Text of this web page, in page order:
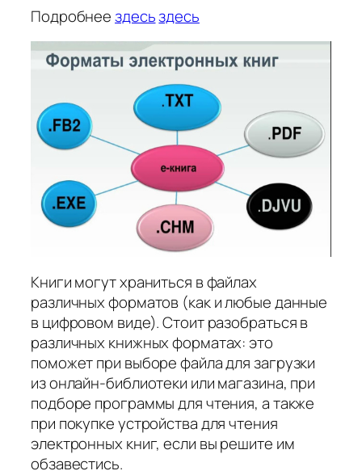
Подробнеездесьздесь
Книги могут храниться в файлах
различных форматов (как и любые данные
в цифровом виде). Стоит разобраться в
различных книжных форматах: это
поможет при выборе файла для загрузки
из онлайн-библиотеки или магазина, при
подборе программы для чтения, а также
при покупке устройства для чтения
электронных книг, если вы решите им
обзавестись.